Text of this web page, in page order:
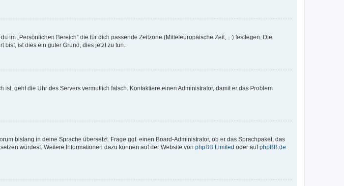
„Persönlichen Bereich“ die für dich passende Zeitzone (Mitteleuropäische Zeit, ...) festlegen. Die
ist dies ein guter Grund, dies jetzt zu tun.
geht die Uhr des Servers vermutlich falsch. Kontaktiere einen Administrator, damit er das Problem
bislang in deine Sprache übersetzt. Frage ggf. einen Board-Administrator, ob er das Sprachpaket, das
würdest. Weitere Informationen dazu können auf der Website von phpBB Limited oder aufphpBB.de